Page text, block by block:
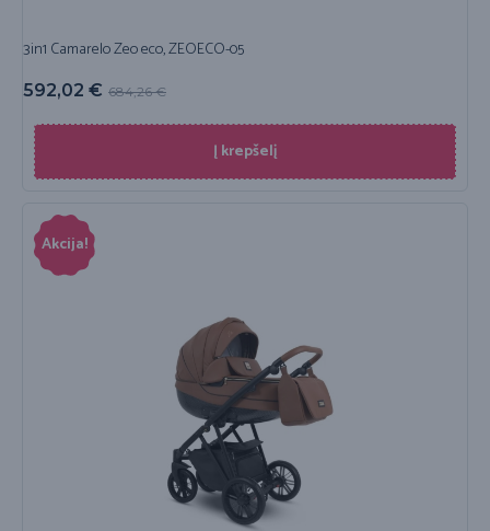
3in1 Camarelo Zeo eco, ZEOECO-05
684,26€
592,02 €
Į krepšelį
Akcija!